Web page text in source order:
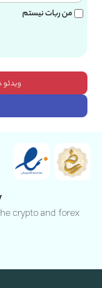
من ربات نیستم
crypto and forex